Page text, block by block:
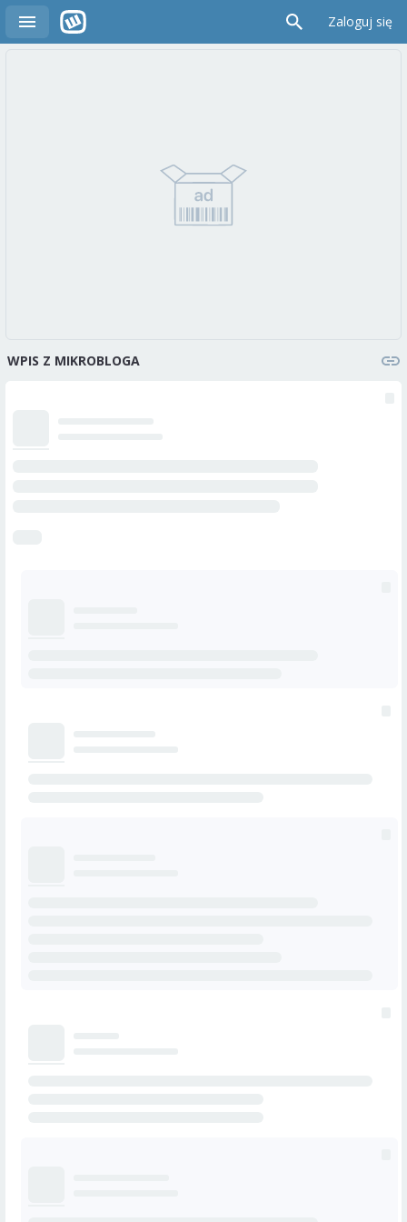
Zaloguj się
WPIS Z MIKROBLOGA